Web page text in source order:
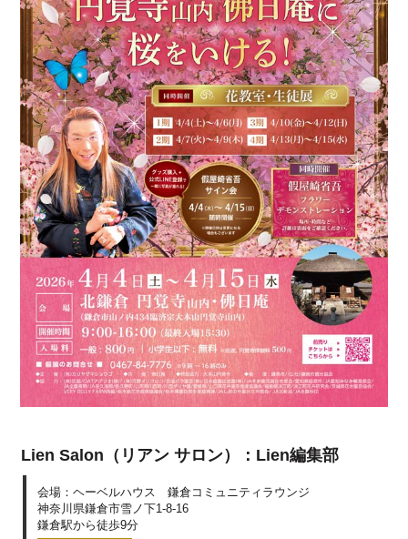
Lien Salon（リアン サロン）：Lien編集部
会場：ヘーベルハウス 鎌倉コミュニティラウンジ
神奈川県鎌倉市雪ノ下1-8-16
鎌倉駅から徒歩9分